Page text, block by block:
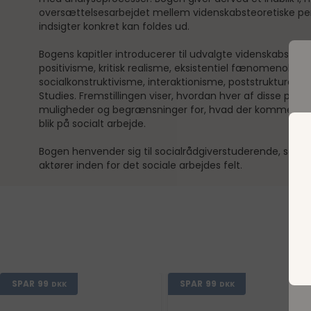
oversættelsesarbejdet mellem videnskabsteoretiske
indsigter konkret kan foldes ud.
Bogens kapitler introducerer til udvalgte
positivisme, kritisk realisme, eksistentiel fænomenologi,
socialkonstruktivisme, interaktionisme,
Studies. Fremstillingen viser, hvordan hver af disse
muligheder og begrænsninger for, hvad der kommer til
blik på socialt arbejde.
Bogen henvender sig til socialrådgiverstuderende,
aktører inden for det sociale arbejdes felt.
SPAR 99 DKK SPAR 99 DKK